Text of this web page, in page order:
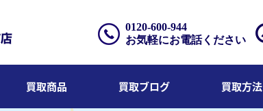
0120-600-944
お気軽にお電話ください
買取商品 買取ブログ 買取方法